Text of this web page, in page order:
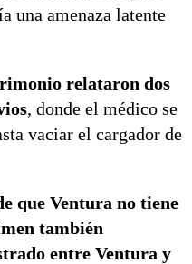
una amenaza latente
relataron dos
, donde el médico se
vaciar el cargador de
que Ventura no tiene
también
entre Ventura y